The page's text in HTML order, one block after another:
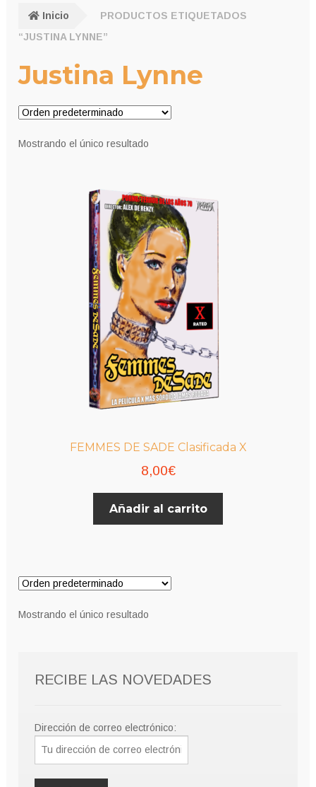
Inicio
PRODUCTOS ETIQUETADOS
“JUSTINA LYNNE”
Justina Lynne
Mostrando el único resultado
FEMMES DE SADE Clasificada X
8,00€
Añadir al carrito
Mostrando el único resultado
RECIBE LAS NOVEDADES
Dirección de correo electrónico: